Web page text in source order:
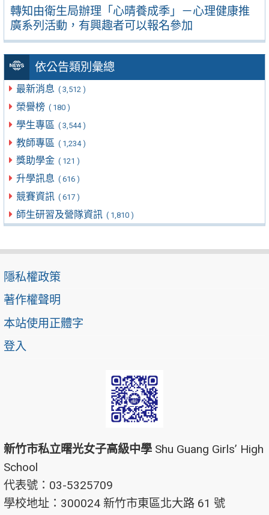
轉知由衛生局辦理「心晴養成季」－心理健康推
廣系列活動，有興趣者可以報名參加
依公告類別彙總
最新消息 ( 3,512 )
榮譽榜 ( 180 )
學生專區 ( 3,544 )
教師專區 ( 1,234 )
獎助學金 ( 121 )
升學訊息 ( 616 )
競賽資訊 ( 617 )
師生研習及營隊資訊 ( 1,810 )
隱私權政策
著作權聲明
本站使用正體字
登入
新竹市私立曙光女子高級中學 Shu Guang Girls’ High
School
代表號：03-5325709
學校地址：300024 新竹市東區北大路 61 號